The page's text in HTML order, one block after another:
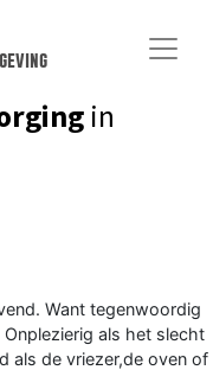
in
Want tegenwoordig
als het slecht
als de vriezer,de oven of